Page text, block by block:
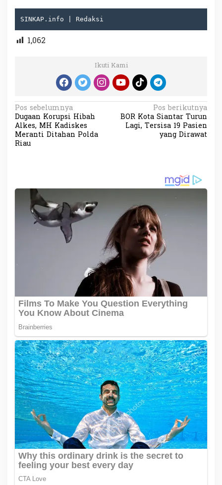
SINKAP.info | Redaksi
1,062
Ikuti Kami
N
a
v
s
i
Pos sebelumnya
Dugaan Korupsi Hibah
Alkes, MH Kadiskes
Meranti Ditahan Polda
Riau
Pos berikutnya
BOR Kota Siantar Turun
Lagi, Tersisa 19 Pasien
yang Dirawat